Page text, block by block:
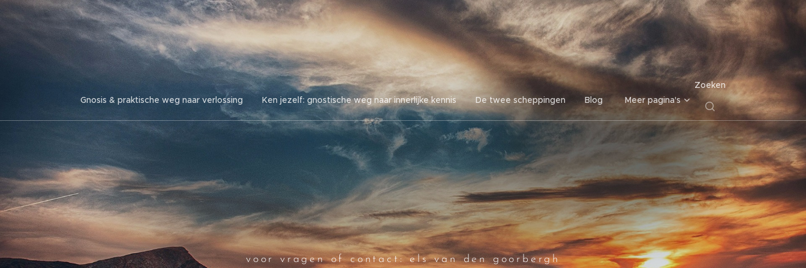
Gnosis & praktische weg naar verlossing Ken jezelf: gnostische weg naar innerlijke kennis De twee scheppingen Blog Meer pagina's
Zoeken
voor vragen of contact: els van den goorbergh